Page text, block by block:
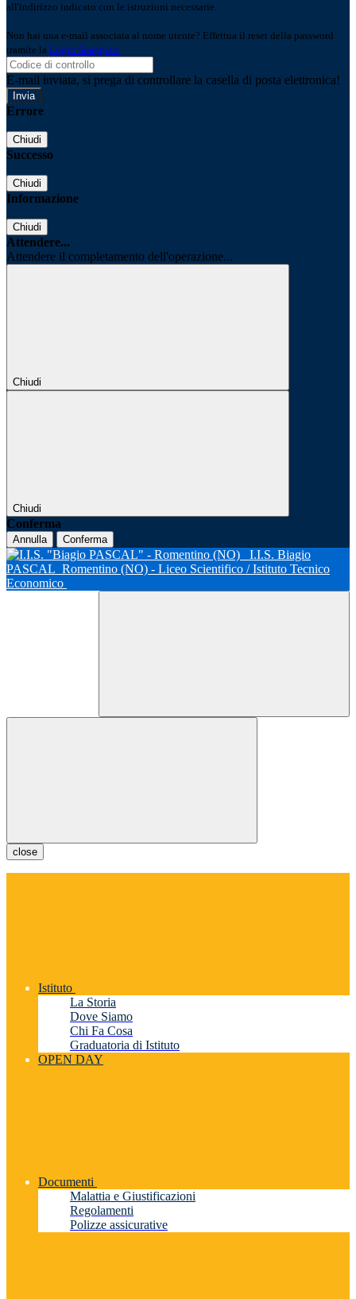
all'indirizzo indicato con le istruzioni necessarie.
Non hai una e-mail associata al nome utente? Effettua il reset della password
tramite la Login Spaggiari
E-mail inviata, si prega di controllare la casella di posta elettronica!
Errore
Chiudi
Successo
Chiudi
Informazione
Chiudi
Attendere...
Attendere il completamento dell'operazione...
Chiudi
Chiudi
Conferma
Annulla Conferma
I.I.S. Biagio
PASCAL Romentino (NO) - Liceo Scientifico / Istituto Tecnico
Economico
close
Istituto
La Storia
Dove Siamo
Chi Fa Cosa
Graduatoria di Istituto
OPEN DAY
Documenti
Malattia e Giustificazioni
Regolamenti
Polizze assicurative